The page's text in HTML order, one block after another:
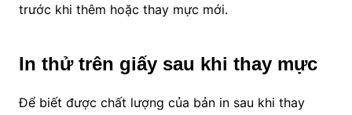
trước khi thêm hoặc thay mực mới.
In thử trên giấy sau khi thay mực
Để biết được chất lượng của bản in sau khi thay